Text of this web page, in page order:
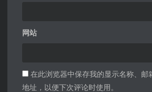
网站
在此浏览器中保存我的显示名称、邮
地址，以便下次评论时使用。